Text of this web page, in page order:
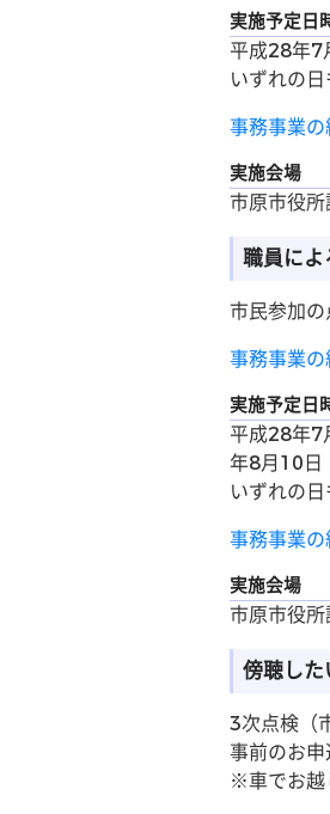
実施予定日
平成28年7
いずれの
事務事業
実施会場
市原市役
職員によ
市民参加の
事務事業
実施予定日
平成28年7
年8月10日
いずれの
事務事業
実施会場
市原市役
傍聴した
3次点検（
事前のお申
※車でお越